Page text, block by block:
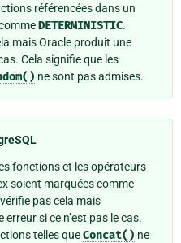
référencées dans un
DETERMINISTIC.
mais Oracle produit une
Cela signifie que les
ne sont pas admises.
fonctions et les opérateurs
soient marquées comme
pas cela mais
si ce n’est pas le cas.
telles queConcat() ne